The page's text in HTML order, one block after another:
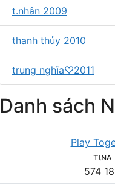
t.nhân 2009
thanh thủy 2010
trung nghĩa♡2011
Danh sách
Play
тιɴᴀ
574